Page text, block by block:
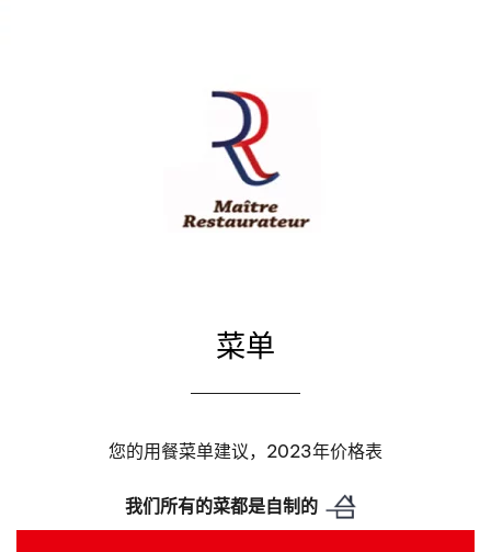
菜单
您的用餐菜单建议，2023年价格表
我们所有的菜都是自制的